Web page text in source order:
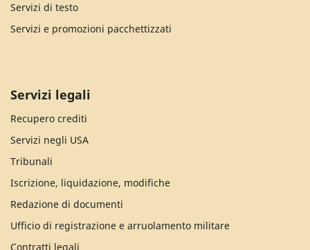
Servizi di testo
Servizi e promozioni pacchettizzati
Servizi legali
Recupero crediti
Servizi negli USA
Tribunali
Iscrizione, liquidazione, modifiche
Redazione di documenti
Ufficio di registrazione e arruolamento militare
Contratti legali